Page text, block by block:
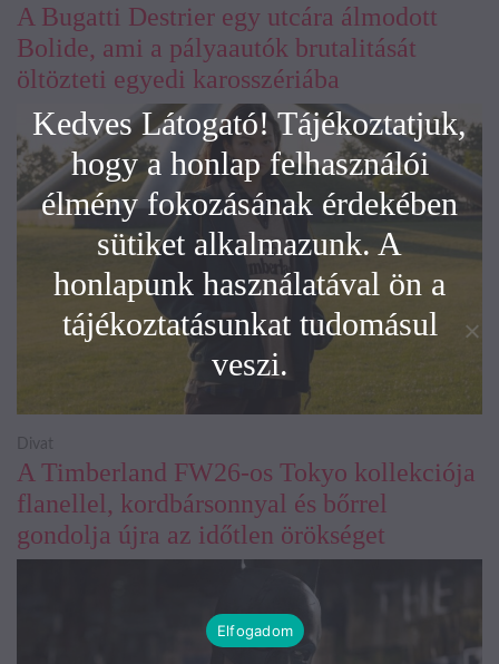
A Bugatti Destrier egy utcára álmodott
Bolide, ami a pályaautók brutalitását
öltözteti egyedi karosszériába
A Timberland FW26-os Tokyo kollekciója
flanellel, kordbársonnyal és bőrrel
gondolja újra az időtlen örökséget
Divat
Kedves Látogató! Tájékoztatjuk,
hogy a honlap felhasználói
élmény fokozásának érdekében
sütiket alkalmazunk. A
honlapunk használatával ön a
tájékoztatásunkat tudomásul
veszi.
Elfogadom